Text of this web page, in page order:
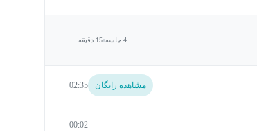
4 جلسه 15 دقیقه
مشاهده رایگان 02:35
00:02